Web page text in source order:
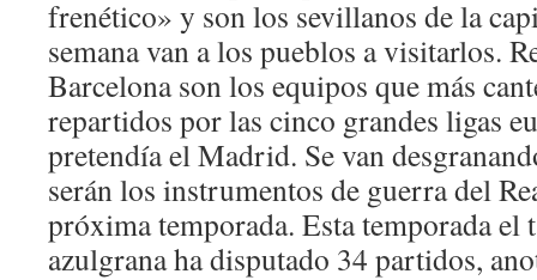
frenético» y son los sevillanos de la
semana van a los pueblos a visitarlos.
Barcelona son los equipos que más
repartidos por las cinco grandes ligas
pretendía el Madrid. Se van
serán los instrumentos de guerra del
próxima temporada. Esta temporada el
azulgrana ha disputado 34 partidos,